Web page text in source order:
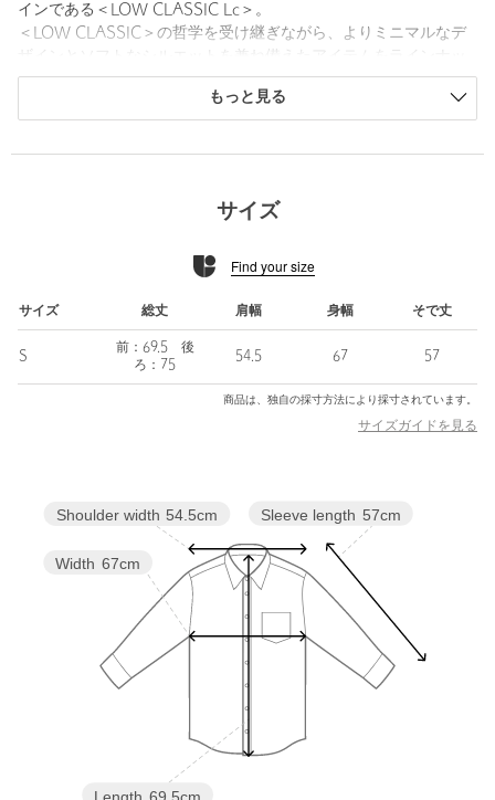
インである＜LOW CLASSIC Lc＞。
＜LOW CLASSIC＞の哲学を受け継ぎながら、よりミニマルなデ
ザインとソフトなシルエットを兼ね備えたアイテムをラインナッ
プしています。
【注意事項】
り、実際の色味と異なって見える場合がございます。あらかじめ
※商品の色味の目安は、商品単体の画像をご参照ください。
店舗へお問い合わせの際は、全国のATTISESSION各店舗まで下記
の品名/品番をお申し付けください。
品名：ATT LC COT POL OVR CH f 品番：56113000002
対象商品 返品等について
対象外商品
WOMEN
トップス シャツ / ブラウス
コットン97％ ポリエステル2％ ポリウレタン1％
手洗い可
ベトナム製
もっと見る
サイズ
Find your size
サイズ 総丈 肩幅 身幅 そで丈
S
前：69.5 後
ろ：75
54.5 67 57
商品は、独自の採寸方法により採寸されています。
サイズガイドを見る
Sleeve length 57cm
Length 69.5cm
Width 67cm
Shoulder width 54.5cm